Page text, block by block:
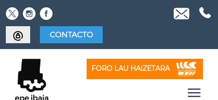
Skip
to
content
CONTACTO
FORO LAU HAIZETARA